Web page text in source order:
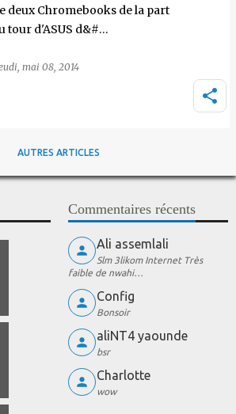
deux Chromebooks de la part
tour d'ASUS d&#…
mai 08, 2014
AUTRES ARTICLES
Commentaires récents
Ali assemlali
Slm 3likom Internet Très
faible de nwahi…
Config
Bonsoir
aliNT4 yaounde
bsr
Charlotte
wow